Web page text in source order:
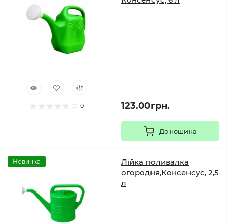
0 123.00грн.
До кошика
Новинка
Лійка поливалка
огородня,Консенсус, 2,5
л